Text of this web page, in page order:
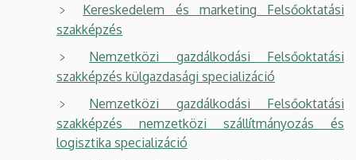
Kereskedelem és marketing Felsőoktatási
szakképzés
Nemzetközi gazdálkodási Felsőoktatási
szakképzés külgazdasági specializáció
Nemzetközi gazdálkodási Felsőoktatási
szakképzés nemzetközi szállítmányozás és
logisztika specializáció